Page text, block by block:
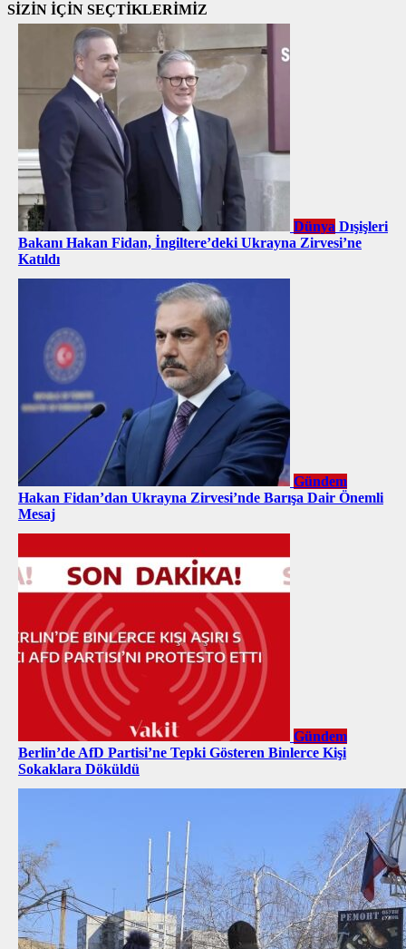
SİZİN İÇİN SEÇTİKLERİMİZ
Dünya Dışişleri
Bakanı Hakan Fidan, İngiltere’deki Ukrayna Zirvesi’ne
Katıldı
Gündem
Hakan Fidan’dan Ukrayna Zirvesi’nde Barışa Dair Önemli
Mesaj
Gündem
Berlin’de AfD Partisi’ne Tepki Gösteren Binlerce Kişi
Sokaklara Döküldü